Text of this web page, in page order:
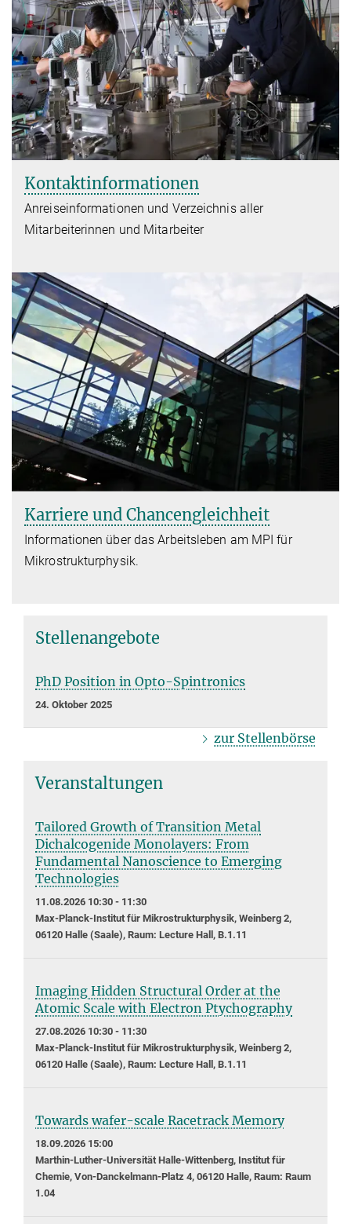
Kontaktinformationen
Anreiseinformationen und Verzeichnis aller
Mitarbeiterinnen und Mitarbeiter
Karriere und Chancengleichheit
Informationen über das Arbeitsleben am MPI für
Mikrostrukturphysik.
Stellenangebote
PhD Position in Opto-Spintronics
24. Oktober 2025
zur Stellenbörse
Veranstaltungen
Tailored Growth of Transition Metal
Dichalcogenide Monolayers: From
Fundamental Nanoscience to Emerging
Technologies
11.08.2026 10:30 - 11:30
Max-Planck-Institut für Mikrostrukturphysik, Weinberg 2,
06120 Halle (Saale), Raum: Lecture Hall, B.1.11
Imaging Hidden Structural Order at the
Atomic Scale with Electron Ptychography
27.08.2026 10:30 - 11:30
Max-Planck-Institut für Mikrostrukturphysik, Weinberg 2,
06120 Halle (Saale), Raum: Lecture Hall, B.1.11
Towards wafer-scale Racetrack Memory
18.09.2026 15:00
Marthin-Luther-Universität Halle-Wittenberg, Institut für
Chemie, Von-Danckelmann-Platz 4, 06120 Halle, Raum: Raum
1.04